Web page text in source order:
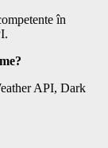
în
API, Dark